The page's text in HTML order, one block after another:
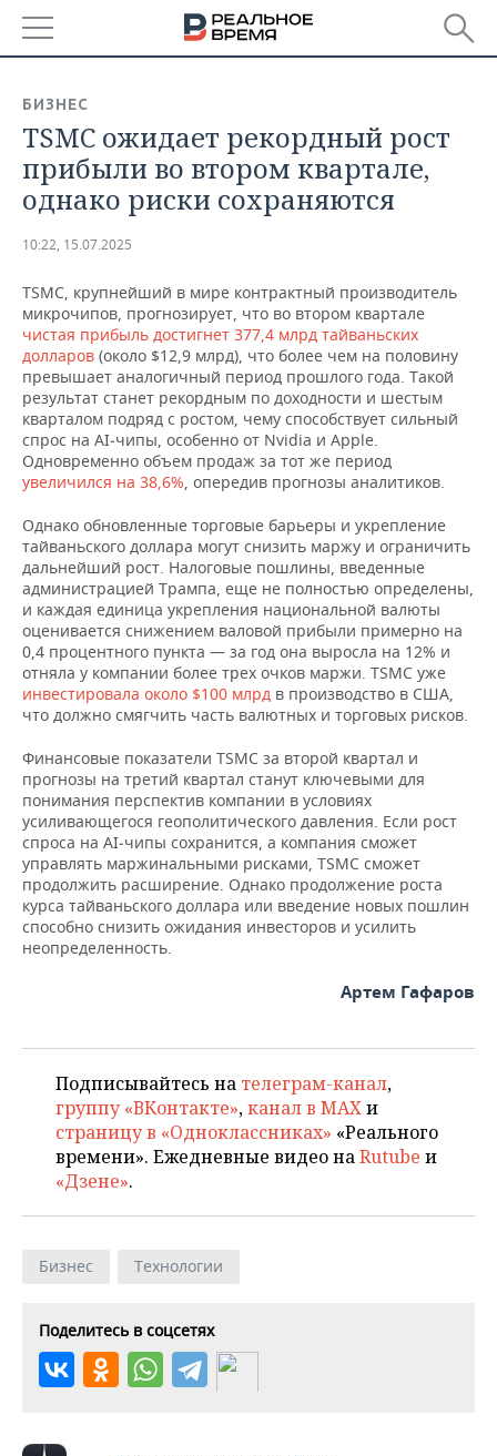
БАШКОРТОСТАН
ТАТАРСТАН
НОВОСТИ
АНАЛИТИКА
ДЕКЛАРАЦИИ О ДОХОДАХ
КОРОЛИ ГОСЗАКАЗА ПФО
ВУЗЫ ТАТАРСТАНА
КОМУ ПРИНАДЛЕЖАТ
ТОРГОВЫЕ ЦЕНТРЫ
ТАТАРСТАНА
НОВОСТИ ЭКОНОМИКИ
ФИНАНСЫ
БАНКИ
БЮДЖЕТ
ИНВЕСТИЦИИ
ПРОМЫШЛЕННОСТЬ
НОВОСТИ
ПРОМЫШЛЕННОСТИ
АГРОПРОМ
МАШИНОСТРОЕНИЕ
НЕФТЬ
ОПК
ЭНЕРГЕТИКА
НЕДВИЖИМОСТЬ
НОВОСТИ НЕДВИЖИМОСТИ
АВТО
НОВОСТИ АВТО
БИЗНЕС
НОВОСТИ БИЗНЕСА
РОЗНИЧНАЯ ТОРГОВЛЯ
ТРАНСПОРТ
УСЛУГИ
ТЕХНОЛОГИИ
НОВОСТИ ТЕХНОЛОГИЙ
IT
МЕДИА
ТЕЛЕКОММУНИКАЦИИ
МЕРОПРИЯТИЯ
НОВОСТИ МЕРОПРИЯТИЙ
ВЫЕЗДНАЯ РЕДАКЦИЯ
БИЗНЕС-БРАНЧИ
ОТКРЫТАЯ ЛЕКЦИЯ
СПОРТ
НОВОСТИ СПОРТА
ФУТБОЛ
БАСКЕТБОЛ
ВОЛЕЙБОЛ
КИБЕРСПОРТ
ФИГУРНОЕ КАТАНИЕ
ХОККЕЙ С МЯЧОМ
ОБЩЕСТВО
НОВОСТИ ОБЩЕСТВА
ИНФРАСТРУКТУРА
ИСТОРИЯ
КУЛЬТУРА
МЕДИЦИНА
ПРОИСШЕСТВИЯ
ФОТОГАЛЕРЕЯ
СПРАВОЧНИК
СПИСОК ПЕРСОН
СПИСОК КОМПАНИЙ
ПОЛНАЯ ВЕРСИЯ
БИЗНЕС
TSMC ожидает рекордный рост
прибыли во втором квартале,
однако риски сохраняются
10:22, 15.07.2025
TSMC, крупнейший в мире контрактный производитель
микрочипов, прогнозирует, что во втором квартале
чистая прибыль достигнет 377,4 млрд тайваньских
долларов (около $12,9 млрд), что более чем на половину
превышает аналогичный период прошлого года. Такой
результат станет рекордным по доходности и шестым
кварталом подряд с ростом, чему способствует сильный
спрос на AI‑чипы, особенно от Nvidia и Apple.
Одновременно объем продаж за тот же период
увеличился на 38,6%, опередив прогнозы аналитиков.
Однако обновленные торговые барьеры и укрепление
тайваньского доллара могут снизить маржу и ограничить
дальнейший рост. Налоговые пошлины, введенные
администрацией Трампа, еще не полностью определены,
и каждая единица укрепления национальной валюты
оценивается снижением валовой прибыли примерно на
0,4 процентного пункта — за год она выросла на 12% и
отняла у компании более трех очков маржи. TSMC уже
инвестировала около $100 млрд в производство в США,
что должно смягчить часть валютных и торговых рисков.
Финансовые показатели TSMC за второй квартал и
прогнозы на третий квартал станут ключевыми для
понимания перспектив компании в условиях
усиливающегося геополитического давления. Если рост
спроса на AI‑чипы сохранится, а компания сможет
управлять маржинальными рисками, TSMC сможет
продолжить расширение. Однако продолжение роста
курса тайваньского доллара или введение новых пошлин
способно снизить ожидания инвесторов и усилить
неопределенность.
Артем Гафаров
Подписывайтесь на телеграм-канал,
группу «ВКонтакте»,канал в MAXи
страницу в «Одноклассниках» «Реального
времени». Ежедневные видео наRutube и
«Дзене».
Бизнес Технологии
Поделитесь в соцсетях